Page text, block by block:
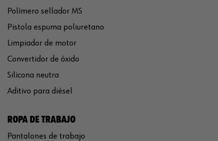
Polímero sellador MS
Pistola espuma poliuretano
Limpiador de motor
Convertidor de óxido
Silicona neutra
Aditivo para diésel
ROPA DE TRABAJO
Pantalones de trabajo